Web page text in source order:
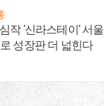
작 '신라스테이' 서
성장판 더 넓힌다